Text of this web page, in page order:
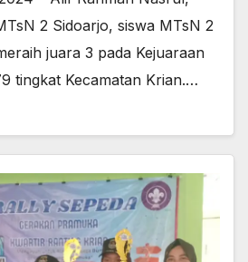
2 Sidoarjo, siswa MTsN 2
juara 3 pada Kejuaraan
tingkat Kecamatan Krian.…